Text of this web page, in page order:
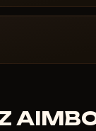
анонимные